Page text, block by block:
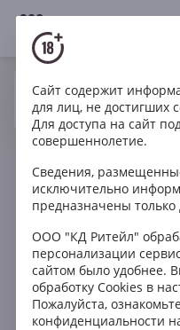
18+
Ваш город Москва ?
Вино Розе
Vicente Gandia Finca
Сайт содержит
для лиц, не достигших
Для доступа на сайт
совершеннолетие.
Сведения,
исключительно
предназначены только
ООО "КД Ритейл"
персонализации
сайтом было удобнее.
обработку Cookies в
Пожалуйста,
конфиденциальности